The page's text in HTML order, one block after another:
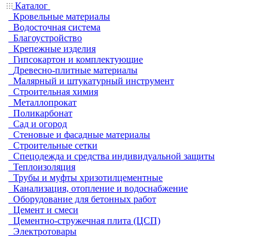
Каталог
Кровельные материалы
Водосточная система
Благоустройство
Крепежные изделия
Гипсокартон и комплектующие
Древесно-плитные материалы
Малярный и штукатурный инструмент
Строительная химия
Металлопрокат
Поликарбонат
Сад и огород
Стеновые и фасадные материалы
Строительные сетки
Спецодежда и средства индивидуальной защиты
Теплоизоляция
Трубы и муфты хризотилцементные
Канализация, отопление и водоснабжение
Оборудование для бетонных работ
Цемент и смеси
Цементно-стружечная плита (ЦСП)
Электротовары